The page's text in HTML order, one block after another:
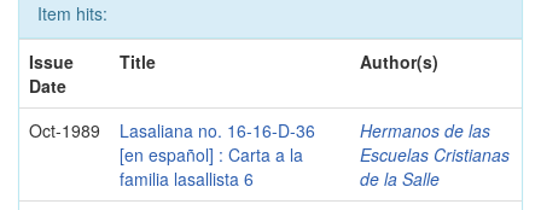
Item hits:
Issue
Date
Title Author(s)
Oct-1989
Lasaliana no. 16-16-D-36
[en español] : Carta a la
familia lasallista 6
Hermanos de las
Escuelas Cristianas
de la Salle